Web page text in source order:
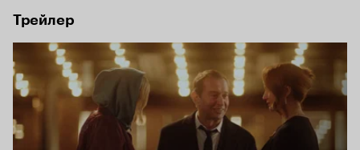
она живет в Петербурге, проводит экскурсии и увлекается
поэзией. Вероника помогла Саше выбраться из воды,
когда он попытался утопиться с увесистой телепремией
на шее. Успешный шоумен-комик, безропотный муж,
нежный влюбленный, — он разрывается между
несколькими ролями, между двумя столицами, между
очень разными женщинами. Но всегда ли возможно
сделать выбор?
Трейлер